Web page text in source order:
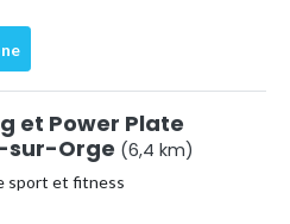
et Power Plate
sur-Orge (6,4 km)
sport et fitness